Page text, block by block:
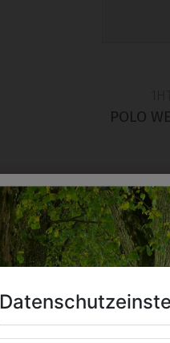
POLO